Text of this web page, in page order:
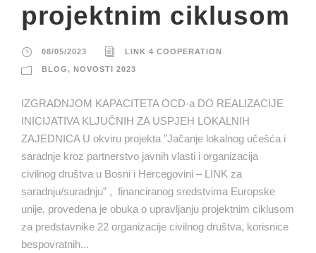
projektnim ciklusom
08/05/2023 LINK 4 COOPERATION
BLOG, NOVOSTI 2023
IZGRADNJOM KAPACITETA OCD-a DO REALIZACIJE
INICIJATIVA KLJUČNIH ZA USPJEH LOKALNIH
ZAJEDNICA U okviru projekta ”Jačanje lokalnog učešća i
saradnje kroz partnerstvo javnih vlasti i organizacija
civilnog društva u Bosni i Hercegovini – LINK za
saradnju/suradnju” , financiranog sredstvima Europske
unije, provedena je obuka o upravljanju projektnim ciklusom
za predstavnike 22 organizacije civilnog društva, korisnice
bespovratnih...